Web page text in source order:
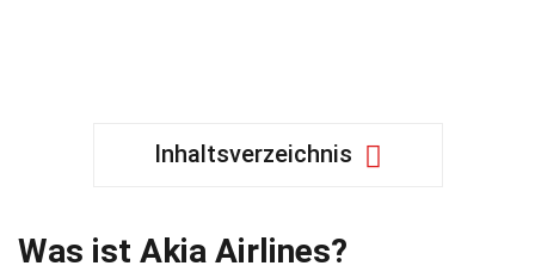
Inhaltsverzeichnis
Was ist Akia Airlines?